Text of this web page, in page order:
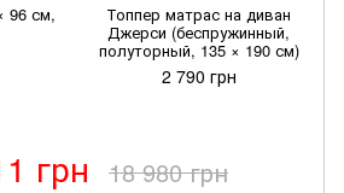
96 см, Топпер матрас на диван
Джерси (беспружинный,
полуторный, 135 × 190 см)
2 790 грн
грн 18 980 грн